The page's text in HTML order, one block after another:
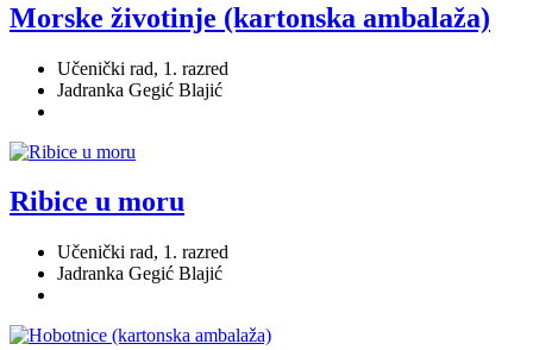
Morske životinje (kartonska ambalaža)
Učenički rad, 1. razred
Jadranka Gegić Blajić
Ribice u moru
Učenički rad, 1. razred
Jadranka Gegić Blajić